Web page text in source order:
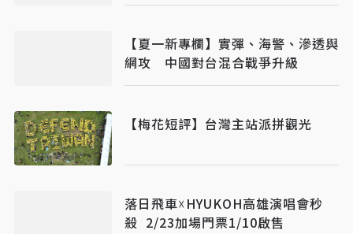
【夏一新專欄】實彈、海警、滲透與
網攻 中國對台混合戰爭升級
【梅花短評】台灣主站派拼觀光
落日飛車☓HYUKOH高雄演唱會秒
殺 2/23加場門票1/10啟售